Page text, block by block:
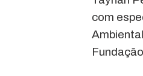
com